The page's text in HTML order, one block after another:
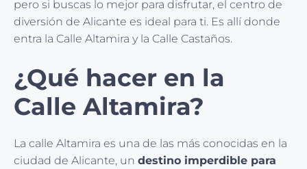
pero si buscas lo mejor para disfrutar, el centro de
diversión de Alicante es ideal para ti. Es allí donde
entra la Calle Altamira y la Calle Castaños.
¿Qué hacer en la
Calle Altamira?
La calle Altamira es una de las más conocidas en la
ciudad de Alicante, un destino imperdible para